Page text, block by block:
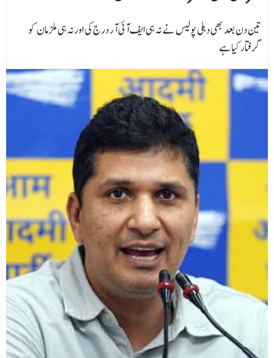
تین دن بعد بھی دہلی پولیس نے نہ ہی ایف آئی آر درج کی اورنہ ہی ملزمان کو
گرفتار کیا ہے